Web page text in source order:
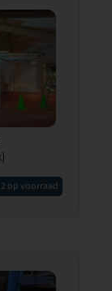
op voorraad